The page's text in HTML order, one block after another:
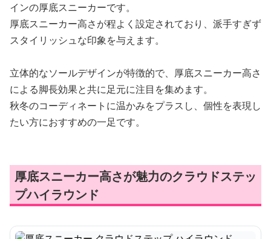
インの厚底スニーカーです。
厚底スニーカー高さが程よく設定されており、派手すぎず
スタイリッシュな印象を与えます。
立体的なソールデザインが特徴的で、厚底スニーカー高さ
による脚長効果と共に足元に注目を集めます。
秋冬のコーディネートに温かみをプラスし、個性を表現し
たい方におすすめの一足です。
厚底スニーカー高さが魅力のクラウドステッ
プハイラウンド